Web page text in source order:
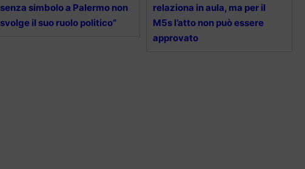
senza simbolo a Palermo non
svolge il suo ruolo politico”
relaziona in aula, ma per il
M5s l’atto non può essere
approvato